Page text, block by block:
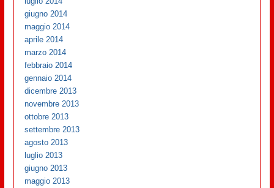
giugno 2014
maggio 2014
aprile 2014
marzo 2014
febbraio 2014
gennaio 2014
dicembre 2013
novembre 2013
ottobre 2013
settembre 2013
agosto 2013
luglio 2013
giugno 2013
maggio 2013